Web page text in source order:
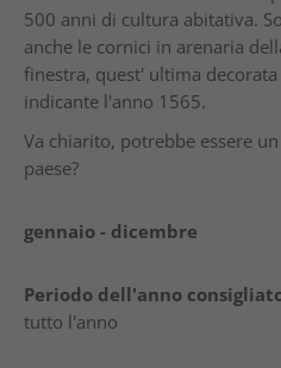
500 anni di cultura abitativa.
anche le cornici in arenaria
finestra, quest' ultima
indicante l'anno 1565.
Va chiarito, potrebbe essere
paese?
gennaio - dicembre
Periodo dell'anno
tutto l'anno